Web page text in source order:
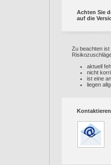
Achten Sie
auf die
Zu beachten ist
aktuell
nicht
ist eine
liegen